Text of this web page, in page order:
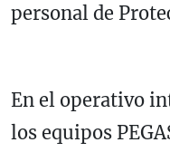
personal de
En el operativo
los equipos